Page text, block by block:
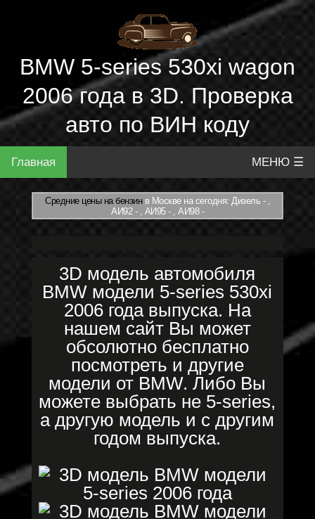
BMW 5-series 530xi wagon
2006 года в 3D. Проверка
авто по ВИН коду
Главная МЕНЮ ☰
Средние цены на бензинв Москве на сегодня: Дизель - ,
АИ92 - , АИ95 - , АИ98 -
3D модель автомобиля
BMW модели 5-series 530xi
2006 года выпуска. На
нашем сайт Вы может
обсолютно бесплатно
посмотреть и другие
модели от BMW. Либо Вы
можете выбрать не 5-series,
а другую модель и с другим
годом выпуска.